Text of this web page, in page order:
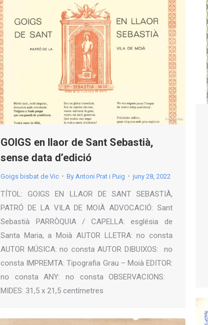
GOIGS en llaor de Sant Sebastià,
sense data d’edició
Goigs bisbat de Vic By Antoni Prat i Puig juny 28, 2022
TÍTOL: GOIGS EN LLAOR DE SANT SEBASTIÀ,
PATRÓ DE LA VILA DE MOIÀ ADVOCACIÓ: Sant
Sebastià PARRÒQUIA / CAPELLA: església de
Santa Maria, a Moià AUTOR LLETRA: no consta
AUTOR MÚSICA: no consta AUTOR DIBUIXOS: no
consta IMPREMTA: Tipografia Grau – Moià EDITOR:
no consta ANY: no consta OBSERVACIONS:
MIDES: 31,5 x 21,5 centímetres